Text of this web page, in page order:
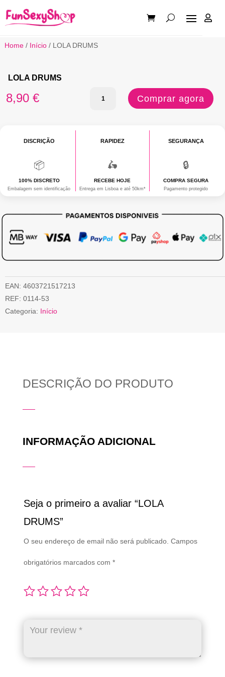

Home/ Início/ LOLA DRUMS
LOLA DRUMS
8,90 €
Quantidade
DRUMS
Comprar agora
DISCRIÇÃO
📦
100% DISCRETO
Embalagem sem identificação
RAPIDEZ
🛵
RECEBE HOJE
Entrega em Lisboa e até 50km*
SEGURANÇA
🔒
COMPRA SEGURA
Pagamento protegido
EAN: 4603721517213
REF: 0114-53
Categoria: Início
DESCRIÇÃO DO PRODUTO
INFORMAÇÃO ADICIONAL
Seja o primeiro a avaliar “LOLA
DRUMS”
O seu endereço de email não será publicado. Campos
obrigatórios marcados com *